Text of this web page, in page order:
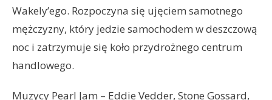
Wakely’ego. Rozpoczyna się ujęciem samotnego
mężczyzny, który jedzie samochodem w deszczową
noc i zatrzymuje się koło przydrożnego centrum
handlowego.
Muzycy Pearl Jam – Eddie Vedder, Stone Gossard,